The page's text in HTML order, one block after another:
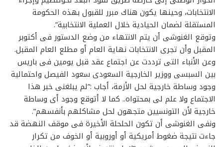
الانتخابات، وحينها يكون هناك مبرر للقبول بهذه الحكومة
المستقلة لضمان الحيادية خلال العملية الانتخابية”.
وتوقع الغنوشى أن يتم الانتهاء من وضع الدستور فى أكتوبر
المقبل وأن تجرى الانتخابات نهاية العام أو مطلع العام المقبل.
وعن الأنباء التى ترددت عن اجتماع عقد قبل يومين فى باريس
بين السبسى ووزير الخارجية السعودى سعود الفيصل واحتمالية
وجود وساطة خارجية لحل الأزمة، أجاب :”لم يبلغنى خبر هذا
الاجتماع ولا علم لى بمحتواه.. كما لا أتوقع وجود أى وساطة
خارجية لأن التونسيين متجهون لحل مشاكلهم بأنفسهم”.
ونفى الغنوشى أن تكون الحلحلة الأخيرة فى موقف النهضة قد
جاءت نتيجة ضغوط أمريكية أو أوروبية أو الخوف من تكرار